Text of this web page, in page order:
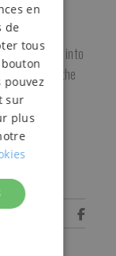
introduced into
it to the
pallets.
en
de
tous
pouvez
sur
plus